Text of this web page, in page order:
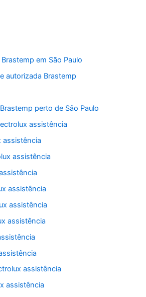
em São Paulo
autorizada Brastemp
perto de São Paulo
assistência
assistência
assistência
assistência
assistência
assistência
assistência
assistência